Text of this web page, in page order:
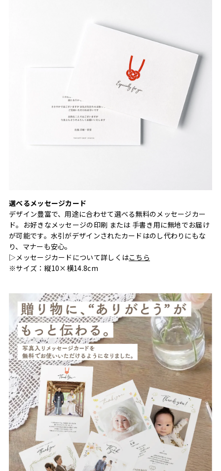
選べるメッセージカード
デザイン豊富で、用途に合わせて選べる無料のメッセージカー
ド。お好きなメッセージの印刷 または 手書き用に無地でお届け
が可能です。水引がデザインされたカードはのし代わりにもな
り、マナーも安心。
▷メッセージカードについて詳しくはこちら
※サイズ：縦10×横14.8cm